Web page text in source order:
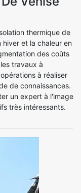
thermique de
hiver et la chaleur en
des coûts
travaux à
à réaliser
de connaissances.
un expert à l'image
très intéressants.